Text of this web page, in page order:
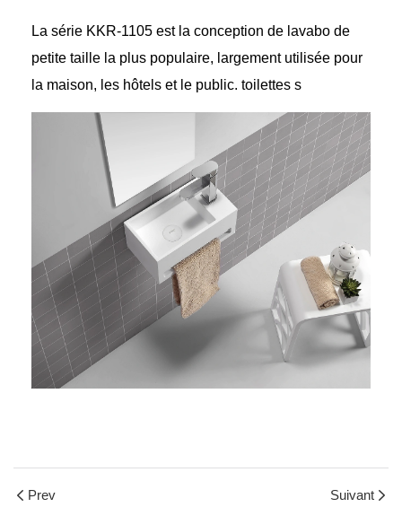
La série KKR-1105 est la conception de lavabo de
petite taille la plus populaire, largement utilisée pour
la maison, les hôtels et le public. toilettes s
Prev Suivant